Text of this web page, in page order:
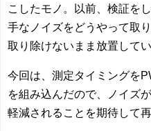
こしたモノ。以前、検証を
手なノイズをどうやって取
取り除けないまま放置してい
今回は、測定タイミングを
を組み込んだので、ノイズ
軽減されることを期待して再